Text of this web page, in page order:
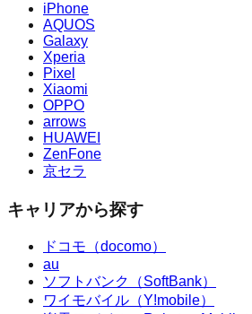
iPhone
AQUOS
Galaxy
Xperia
Pixel
Xiaomi
OPPO
arrows
HUAWEI
ZenFone
京セラ
キャリアから探す
ドコモ（docomo）
au
ソフトバンク（SoftBank）
ワイモバイル（Y!mobile）